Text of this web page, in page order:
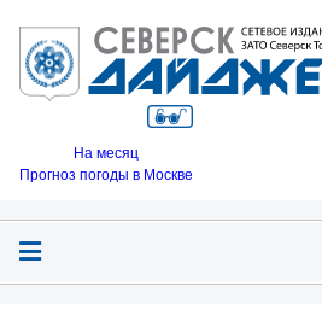
На месяц
Прогноз погоды в Москве